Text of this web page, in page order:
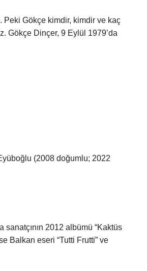
Peki Gökçe kimdir, kimdir ve kaç
Gökçe Dinçer, 9 Eylül 1979’da
(2008 doğumlu; 2022
sanatçının 2012 albümü “Kaktüs
Balkan eseri “Tutti Frutti” ve